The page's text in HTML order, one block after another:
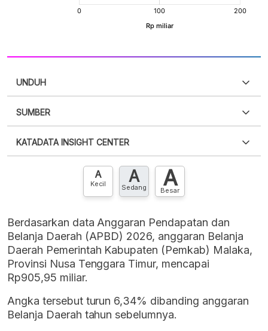
UNDUH
XLS
SUMBER
punya akun?Silakan Daftar sekarang
KATADATA INSIGHT CENTER
Hubungi sekarang »
A
Kecil A
Sedang A
Besar
Berdasarkan data Anggaran Pendapatan dan
Belanja Daerah (APBD) 2026, anggaran Belanja
Daerah Pemerintah Kabupaten (Pemkab) Malaka,
Provinsi Nusa Tenggara Timur, mencapai
Rp905,95 miliar.
Angka tersebut turun 6,34% dibanding anggaran
Belanja Daerah tahun sebelumnya.